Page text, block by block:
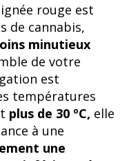
rouge est
de cannabis,
minutieux
de votre
est
températures
plus de 30 ºC, elle
à une
une